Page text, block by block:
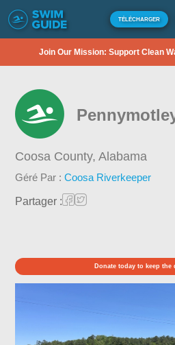
TÉLÉCHARGER
Join Our Mission: Support Clean
Coosa County,Alabama
Géré Par :Coosa Riverkeeper
Partager :
Donate today to keep the